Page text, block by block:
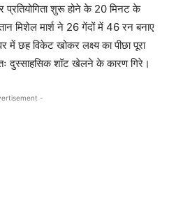
प्रतियोगिता शुरू होने के 20 मिनट के
मिशेल मार्श ने 26 गेंदों में 46 रन बनाए
छह विकेट खोकर लक्ष्य का पीछा पूरा
दुस्साहसिक शॉट खेलने के कारण गिरे।
-